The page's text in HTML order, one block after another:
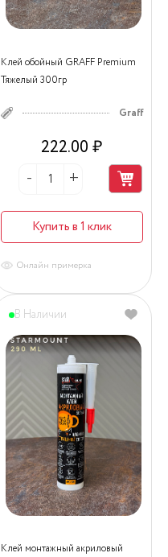
Клей обойный GRAFF Premium
Тяжелый 300гр
Graff
222.00 ₽
Купить в 1 клик
Онлайн примерка
Клей монтажный акриловый
В Наличии